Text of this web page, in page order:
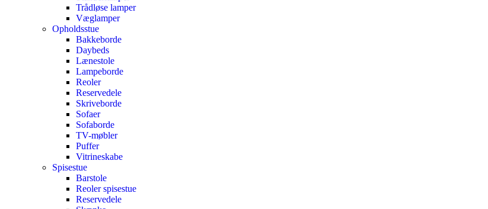
Trådløse lamper
Væglamper
Opholdsstue
Bakkeborde
Daybeds
Lænestole
Lampeborde
Reoler
Reservedele
Skriveborde
Sofaer
Sofaborde
TV-møbler
Puffer
Vitrineskabe
Spisestue
Barstole
Reoler spisestue
Reservedele